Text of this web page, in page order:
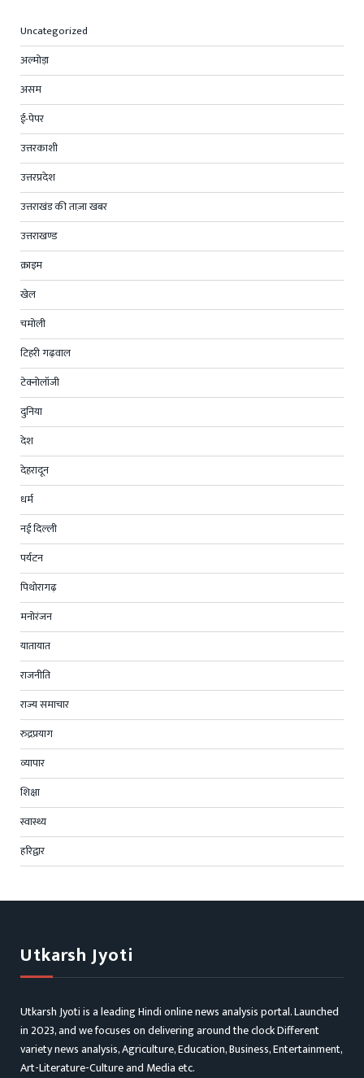
Uncategorized
अल्मोड़ा
असम
ई-पेपर
उत्तरकाशी
उत्तरप्रदेश
उत्तराखंड की ताज़ा खबर
उत्तराखण्ड
क्राइम
खेल
चमोली
टिहरी गढ़वाल
टेक्नोलॉजी
दुनिया
देश
देहरादून
धर्म
नई दिल्ली
पर्यटन
पिथोरागढ़
मनोरंजन
यातायात
राजनीति
राज्य समाचार
रुद्रप्रयाग
व्यापार
शिक्षा
स्वास्थ्य
हरिद्वार
Utkarsh Jyoti
Utkarsh Jyoti is a leading Hindi online news analysis portal. Launched
in 2023, and we focuses on delivering around the clock Different
variety news analysis, Agriculture, Education, Business, Entertainment,
Art-Literature-Culture and Media etc.